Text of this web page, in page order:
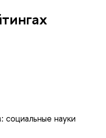
науки